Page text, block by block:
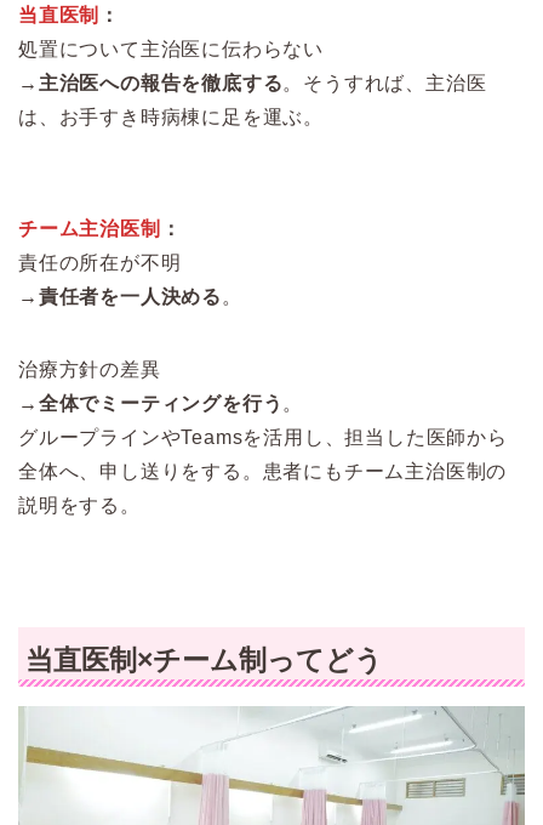
当直医制
：
処置について主治医に伝わらない
→主治医への報告を徹底する。そうすれば、主治医
は、お手すき時病棟に足を運ぶ。
チーム主治医制
：
責任の所在が不明
→責任者を一人決める 。
治療方針の差異
→全体でミーティングを行う 。
グループラインやTeamsを活用し、担当した医師から
全体へ、申し送りをする。患者にもチーム主治医制の
説明をする。
当直医制×チーム制ってどう